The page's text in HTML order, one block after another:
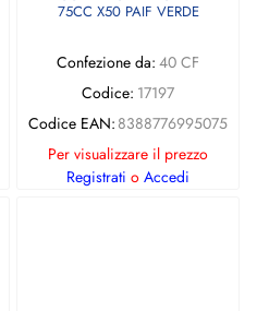
75CC X50 PAIF VERDE
Confezione da: 40 CF
Codice: 17197
Codice EAN: 8388776995075
Per visualizzare il prezzo
Registrati o Accedi